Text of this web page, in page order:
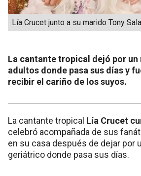
Lía Crucet junto a su marido Tony
La cantante tropical dejó por
adultos donde pasa sus días y
recibir el cariño de los suyos.
La cantante tropical Lía Crucet
celebró acompañada de sus
en su casa después de dejar por
geriátrico donde pasa sus días.